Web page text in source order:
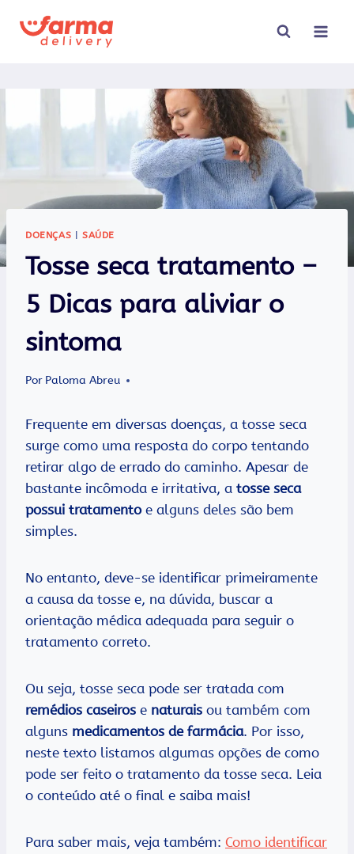
para
DOENÇAS SAÚDE
Tosse seca tratamento –
5 Dicas para aliviar o
sintoma
Por Paloma Abreu
Frequente em diversas doenças, a tosse seca
surge como uma resposta do corpo tentando
retirar algo de errado do caminho. Apesar de
bastante incômoda e irritativa, a tosse seca
possui tratamentoe alguns deles são bem
simples.
No entanto, deve-se identificar primeiramente
a causa da tosse e, na dúvida, buscar a
orientação médica adequada para seguir o
tratamento correto.
Ou seja, tosse seca pode ser tratada com
remédios caseiros e naturais ou também com
alguns medicamentos de farmácia. Por isso,
neste texto listamos algumas opções de como
pode ser feito o tratamento da tosse seca. Leia
o conteúdo até o final e saiba mais!
Para saber mais, veja também: Como identificar